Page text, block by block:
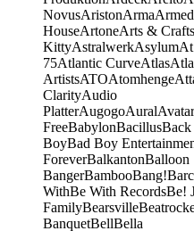
NovusAristonArmaArmed
HouseArtoneArts & Crafts
KittyAstralwerkAsylum
75Atlantic CurveAtlas
ArtistsATOAtomhenge
ClarityAudio
PlatterAugogoAuralAvatar
FreeBabylonBacillus
BoyBad Boy
ForeverBalkantonBalloon
BangerBambooBang!
WithBe With RecordsBe!
FamilyBearsville
BanquetBellBella